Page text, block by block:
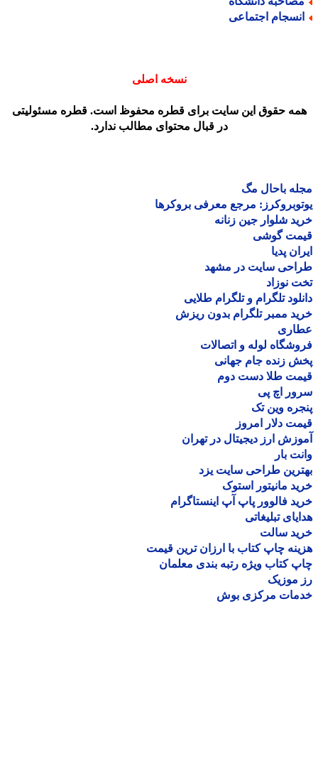
اجتماعی
نسخه اصلی
حقوق این سایت برای قطره محفوظ است. قطره مسئولیتی
در قبال محتوای مطالب ندارد.
باحال مگ
مرجع معرفی بروکرها
شلوار جین زنانه
گوشی
پدیا
سایت در مشهد
نوزاد
تلگرام و تلگرام طلایی
ممبر تلگرام بدون ریزش
لوله و اتصالات
زنده جام جهانی
طلا دست دوم
اچ پی
وین تک
دلار امروز
ارز دیجیتال در تهران
بار
طراحی سایت یزد
مانیتور استوک
فالوور پاپ آپ اینستاگرام
تبلیغاتی
سالت
چاپ کتاب با ارزان ترین قیمت
کتاب ویژه رتبه بندی معلمان
موزیک
مرکزی بوش